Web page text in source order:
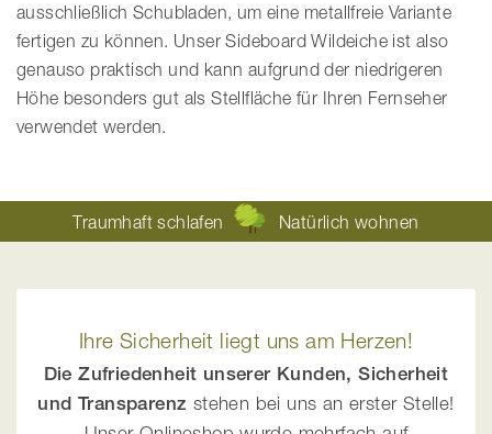
ausschließlich Schubladen, um eine metallfreie Variante
fertigen zu können. Unser Sideboard Wildeiche ist also
genauso praktisch und kann aufgrund der niedrigeren
Höhe besonders gut als Stellfläche für Ihren Fernseher
verwendet werden.
Traumhaft schlafen Natürlich wohnen
Ihre Sicherheit liegt uns am Herzen!
Die Zufriedenheit unserer Kunden, Sicherheit
und Transparenz stehen bei uns an erster Stelle!